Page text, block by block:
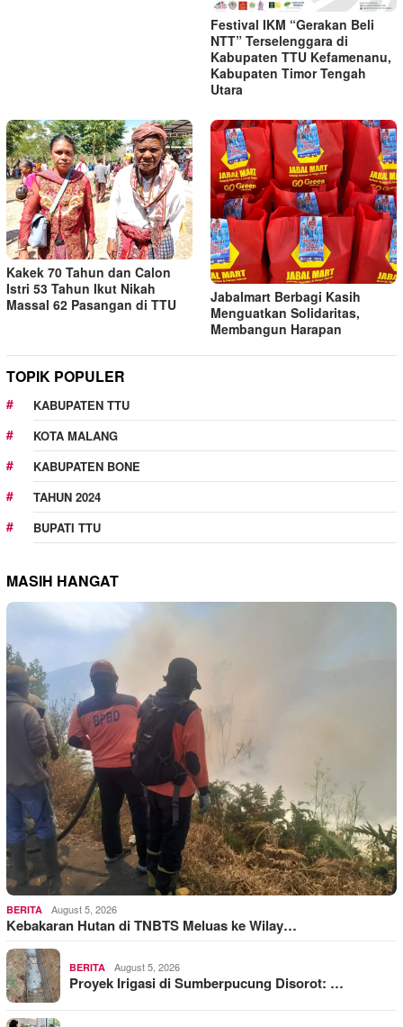
Festival IKM “Gerakan Beli
NTT” Terselenggara di
Kabupaten TTU Kefamenanu,
Kabupaten Timor Tengah
Utara
Kakek 70 Tahun dan Calon
Istri 53 Tahun Ikut Nikah
Massal 62 Pasangan di TTU
Jabalmart Berbagi Kasih
Menguatkan Solidaritas,
Membangun Harapan
TOPIK POPULER
KABUPATEN TTU
KOTA MALANG
KABUPATEN BONE
TAHUN 2024
BUPATI TTU
MASIH HANGAT
BERITA August 5, 2026
Kebakaran Hutan di TNBTS Meluas ke Wilay…
BERITA August 5, 2026
Proyek Irigasi di Sumberpucung Disorot: …